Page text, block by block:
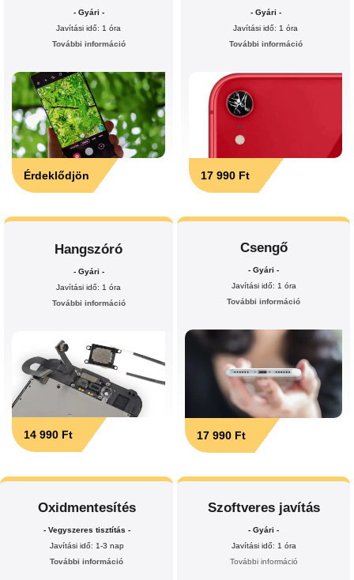
- Gyári -
Javítási idő: 1 óra
További információ
Érdeklődjön
- Gyári -
Javítási idő: 1 óra
További információ
17 990 Ft
Hangszóró
- Gyári -
Javítási idő: 1 óra
További információ
14 990 Ft
Csengő
- Gyári -
Javítási idő: 1 óra
További információ
17 990 Ft
Oxidmentesítés
- Vegyszeres tisztítás -
Javítási idő: 1-3 nap
További információ
Szoftveres javítás
- Gyári -
Javítási idő: 1 óra
További információ